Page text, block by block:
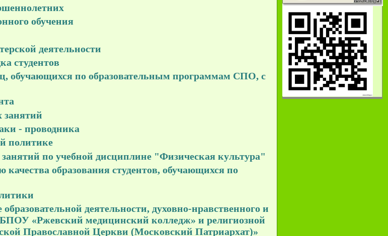
обучения
деятельности
студентов
обучающихся по образовательным программам СПО, с
занятий
- проводника
политике
по учебной дисциплине "Физическая культура"
образования студентов, обучающихся по
деятельности, духовно-нравственного и
«Ржевский медицинский колледж» и религиозной
Православной Церкви (Московский Патриархат)»